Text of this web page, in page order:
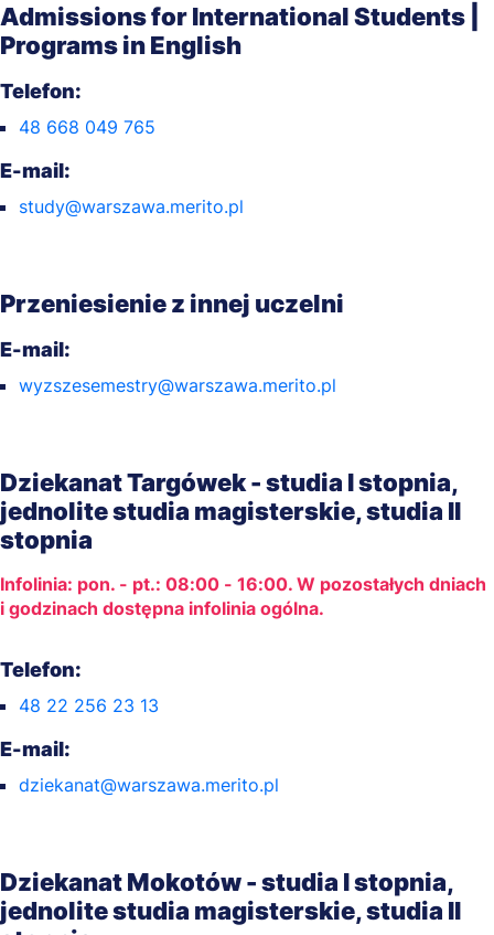
Admissions for International Students |
Programs in English
Telefon:
48 668 049 765
E-mail:
study@warszawa.merito.pl
Przeniesienie z innej uczelni
E-mail:
wyzszesemestry@warszawa.merito.pl
Dziekanat Targówek - studia I stopnia,
jednolite studia magisterskie, studia II
stopnia
Infolinia: pon. - pt.: 08:00 - 16:00. W pozostałych dniach
i godzinach dostępna infolinia ogólna.
Telefon:
48 22 256 23 13
E-mail:
dziekanat@warszawa.merito.pl
Dziekanat Mokotów - studia I stopnia,
jednolite studia magisterskie, studia II